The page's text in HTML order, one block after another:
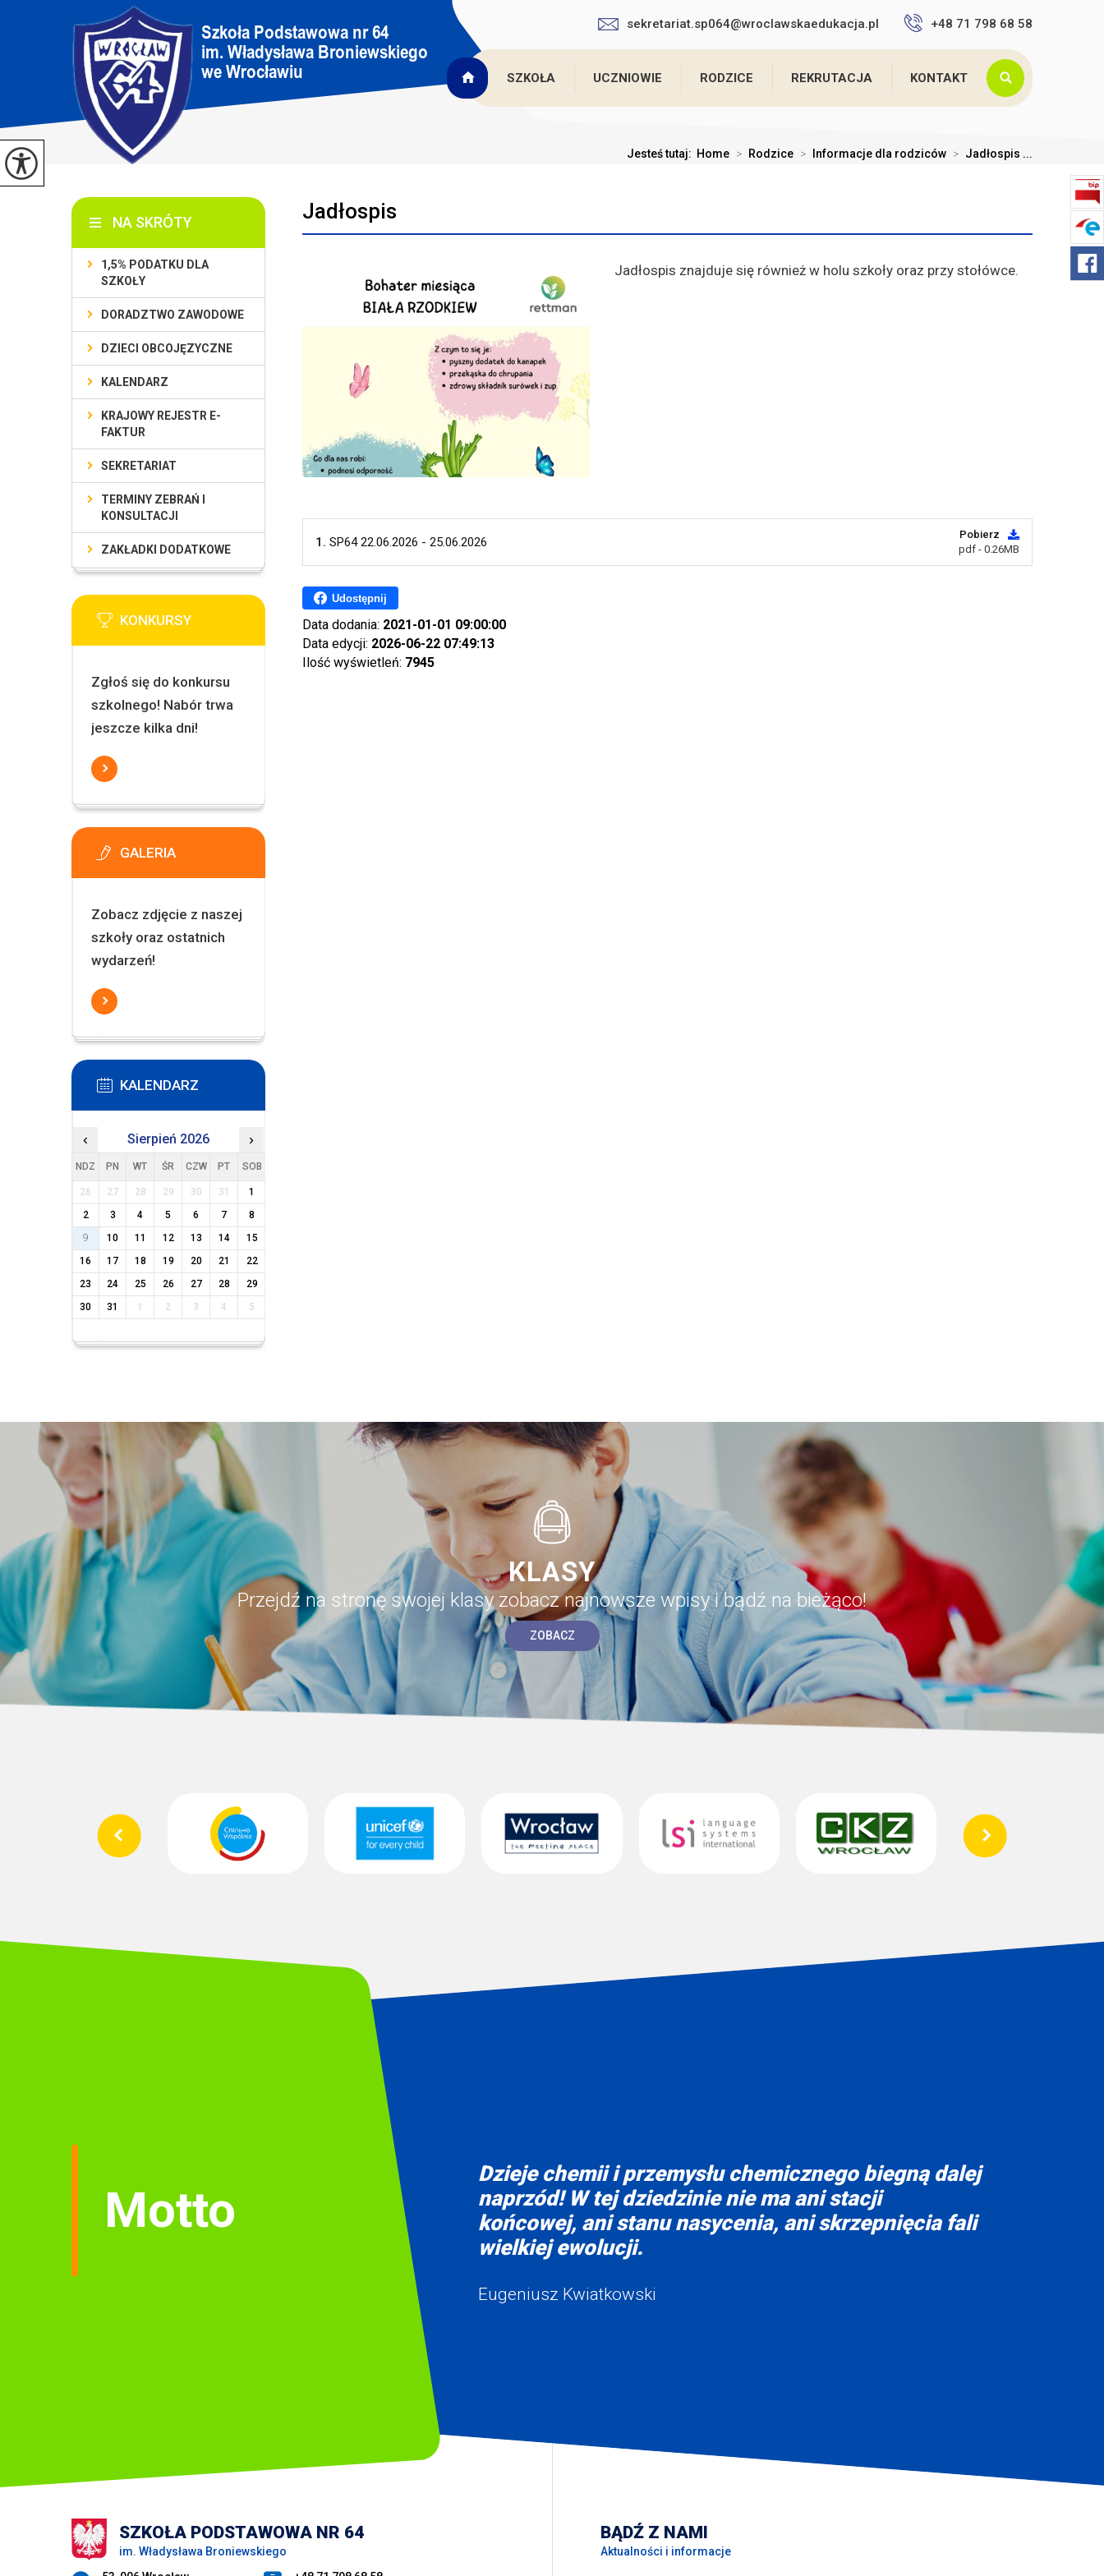
sekretariat.sp064@wroclawskaedukacja.pl +48 71 798 68 58
SZKOŁA UCZNIOWIE RODZICE REKRUTACJA KONTAKT
Jesteś tutaj: Home > Rodzice > Informacje dla rodziców > Jadłospis ...
Jadłospis
Jadłospis znajduje się również w holu szkoły oraz przy stołówce.
1. SP64 22.06.2026 - 25.06.2026
Pobierz
pdf - 0.26MB
Udostępnij
Data dodania: 2021-01-01 09:00:00
Data edycji: 2026-06-22 07:49:13
Ilość wyświetleń: 7945
NA SKRÓTY
1,5% PODATKU DLA
SZKOŁY
DORADZTWO ZAWODOWE
DZIECI OBCOJĘZYCZNE
KALENDARZ
KRAJOWY REJESTR E-
FAKTUR
SEKRETARIAT
TERMINY ZEBRAŃ I
KONSULTACJI
ZAKŁADKI DODATKOWE
KONKURSY
Zgłoś się do konkursu
szkolnego! Nabór trwa
jeszcze kilka dni!
GALERIA
Zobacz zdjęcie z naszej
szkoły oraz ostatnich
wydarzeń!
KALENDARZ
‹ Sierpień 2026 ›
NDZ PN WT ŚR CZW PT SOB
26 27 28 29 30 31
1
2
3 4 5 6 7
8
9
10 11 12 13 14
15
16
17 18 19 20 21
22
23
24 25 26 27 28
29
30
31 1 2 3 4 5
KLASY
Przejdź na stronę swojej klasy zobacz najnowsze wpisy i bądź na bieżąco!
ZOBACZ
Dzieje chemii i przemysłu chemicznego biegną dalej
naprzód! W tej dziedzinie nie ma ani stacji
końcowej, ani stanu nasycenia, ani skrzepnięcia fali
wielkiej ewolucji.
Eugeniusz Kwiatkowski
SZKOŁA PODSTAWOWA NR 64
im. Władysława Broniewskiego
BĄDŹ Z NAMI
Aktualności i informacje